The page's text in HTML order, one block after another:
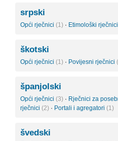
srpski
Opći rječnici (1) · Etimološki rječnici
škotski
Opći rječnici (1) · Povijesni rječnici
španjolski
Opći rječnici (3) · Rječnici za
rječnici (2) · Portali i agregatori (1)
švedski